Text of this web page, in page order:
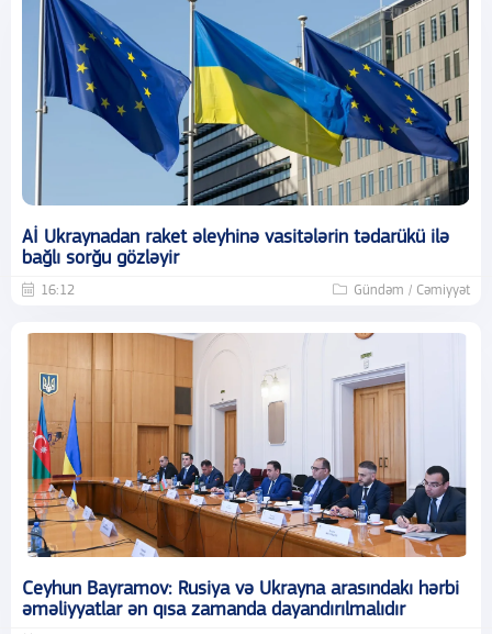
Aİ Ukraynadan raket əleyhinə vasitələrin tədarükü ilə
bağlı sorğu gözləyir
16:12 Gündəm / Cəmiyyət
Ceyhun Bayramov: Rusiya və Ukrayna arasındakı hərbi
əməliyyatlar ən qısa zamanda dayandırılmalıdır